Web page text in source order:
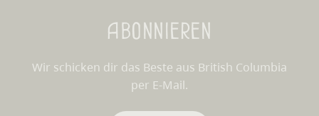
Abonnieren
Wir schicken dir das Beste aus British Columbia
per E-Mail.